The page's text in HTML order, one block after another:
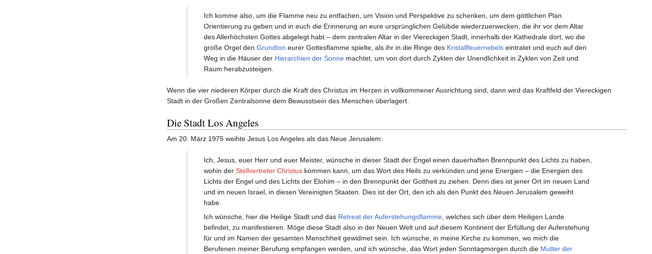
Ich komme also, um die Flamme neu zu entfachen, um Vision und Perspektive zu schenken, um dem göttlichen Plan
Orientierung zu geben und in euch die Erinnerung an eure ursprünglichen Gelübde wiederzuerwecken, die ihr vor dem Altar
des Allerhöchsten Gottes abgelegt habt – dem zentralen Altar in der Viereckigen Stadt, innerhalb der Kathedrale dort, wo die
große Orgel den Grundton eurer Gottesflamme spielte, als ihr in die Ringe des Kristallfeuernebels eintratet und euch auf den
Weg in die Häuser der Hierarchien der Sonne machtet, um von dort durch Zyklen der Unendlichkeit in Zyklen von Zeit und
Raum herabzusteigen.
Wenn die vier niederen Körper durch die Kraft des Christus im Herzen in vollkommener Ausrichtung sind, dann wird das Kraftfeld der Viereckigen
Stadt in der Großen Zentralsonne dem Bewusstsein des Menschen überlagert.
Die Stadt Los Angeles
Am 20. März 1975 weihte Jesus Los Angeles als das Neue Jerusalem:
Ich, Jesus, euer Herr und euer Meister, wünsche in dieser Stadt der Engel einen dauerhaften Brennpunkt des Lichts zu haben,
wohin der Stellvertreter Christus kommen kann, um das Wort des Heils zu verkünden und jene Energien – die Energien des
Lichts der Engel und des Lichts der Elohim – in den Brennpunkt der Gottheit zu ziehen. Denn dies ist jener Ort im neuen Land
und im neuen Israel, in diesen Vereinigten Staaten. Dies ist der Ort, den ich als den Punkt des Neuen Jerusalem geweiht
habe.
Ich wünsche, hier die Heilige Stadt und das Retreat der Auferstehungsflamme, welches sich über dem Heiligen Lande
befindet, zu manifestieren. Möge diese Stadt also in der Neuen Welt und auf diesem Kontinent der Erfüllung der Auferstehung
für und im Namen der gesamten Menschheit gewidmet sein. Ich wünsche, in meine Kirche zu kommen, wo mich die
Berufenen meiner Berufung empfangen werden, und ich wünsche, das Wort jeden Sonntagmorgen durch die Mutter der